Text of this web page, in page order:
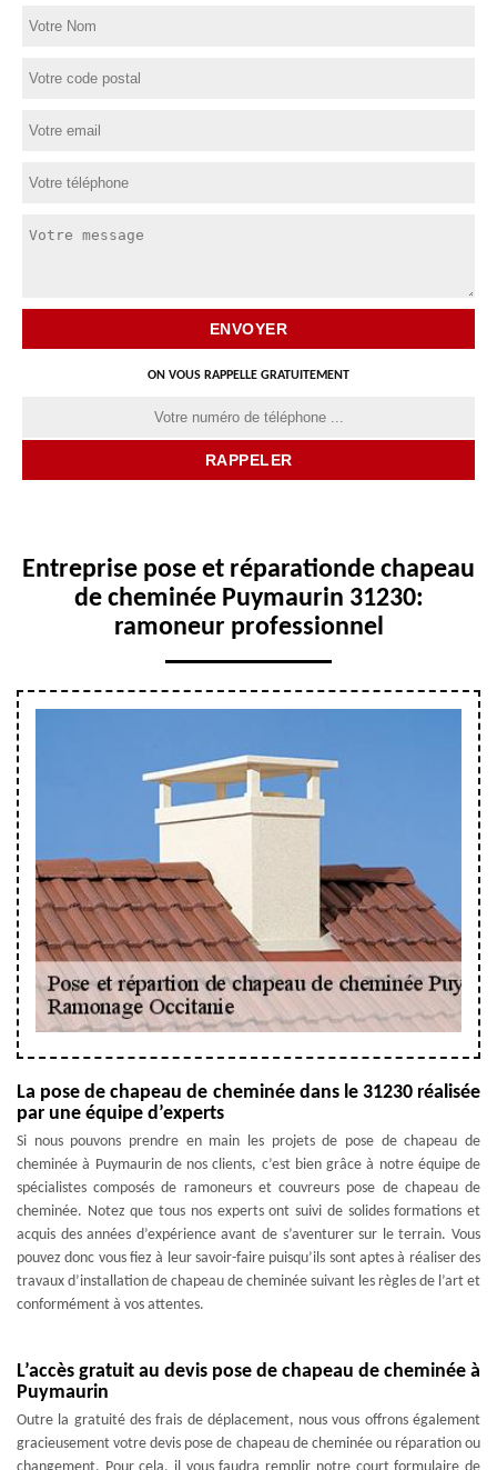
ON VOUS RAPPELLE GRATUITEMENT
Entreprise pose et réparationde chapeau
de cheminée Puymaurin 31230:
ramoneur professionnel
La pose de chapeau de cheminée dans le 31230 réalisée
par une équipe d’experts
Si nous pouvons prendre en main les projets de pose de chapeau de
cheminée à Puymaurin de nos clients, c’est bien grâce à notre équipe de
spécialistes composés de ramoneurs et couvreurs pose de chapeau de
cheminée. Notez que tous nos experts ont suivi de solides formations et
acquis des années d’expérience avant de s’aventurer sur le terrain. Vous
pouvez donc vous fiez à leur savoir-faire puisqu’ils sont aptes à réaliser des
travaux d’installation de chapeau de cheminée suivant les règles de l’art et
conformément à vos attentes.
L’accès gratuit au devis pose de chapeau de cheminée à
Puymaurin
Outre la gratuité des frais de déplacement, nous vous offrons également
gracieusement votre devis pose de chapeau de cheminée ou réparation ou